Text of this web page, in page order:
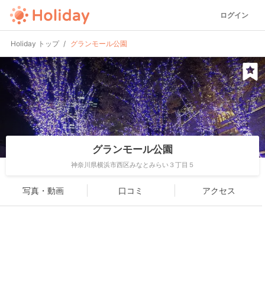
ログイン
Holiday トップ グランモール公園
グランモール公園
神奈川県横浜市西区みなとみらい３丁目５
写真・動画 口コミ アクセス